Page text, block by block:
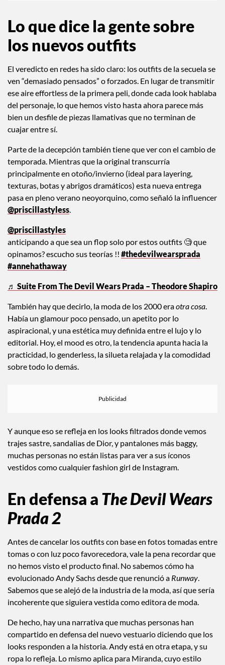
Lo que dice la gente sobre
los nuevos outfits
El veredicto en redes ha sido claro: los outfits de la secuela se
ven “demasiado pensados” o forzados. En lugar de transmitir
ese aire effortless de la primera peli, donde cada look hablaba
del personaje, lo que hemos visto hasta ahora parece más
bien un desfile de piezas llamativas que no terminan de
cuajar entre sí.
Parte de la decepción también tiene que ver con el cambio de
temporada. Mientras que la original transcurría
principalmente en otoño/invierno (ideal para layering,
texturas, botas y abrigos dramáticos) esta nueva entrega
pasa en pleno verano neoyorquino, como señaló la influencer
@priscillastyless.
@priscillastyles
anticipando a que sea un flop solo por estos outfits 🧐 que
opinamos? escucho sus teorías !! #thedevilwearsprada
#annehathaway
♬ Suite From The Devil Wears Prada – Theodore Shapiro
También hay que decirlo, la moda de los 2000 eraotra cosa.
Había un glamour poco pensado, un apetito por lo
aspiracional, y una estética muy definida entre el lujo y lo
editorial. Hoy, el mood es otro, la tendencia apunta hacia la
practicidad, lo genderless, la silueta relajada y la comodidad
sobre todo lo demás.
Y aunque eso se refleja en los looks filtrados donde vemos
trajes sastre, sandalias de Dior, y pantalones más baggy,
muchas personas no están listas para ver a sus íconos
vestidos como cualquier fashion girl de Instagram.
En defensa a The Devil Wears
Prada 2
Antes de cancelar los outfits con base en fotos tomadas entre
tomas o con luz poco favorecedora, vale la pena recordar que
no hemos visto el producto final. No sabemos cómo ha
evolucionado Andy Sachs desde que renunció a Runway.
Sabemos que se alejó de la industria de la moda, así que sería
incoherente que siguiera vestida como editora de moda.
De hecho, hay una narrativa que muchas personas han
compartido en defensa del nuevo vestuario diciendo que los
looks responden a la historia. Andy está en otra etapa, y su
ropa lo refleja. Lo mismo aplica para Miranda, cuyo estilo